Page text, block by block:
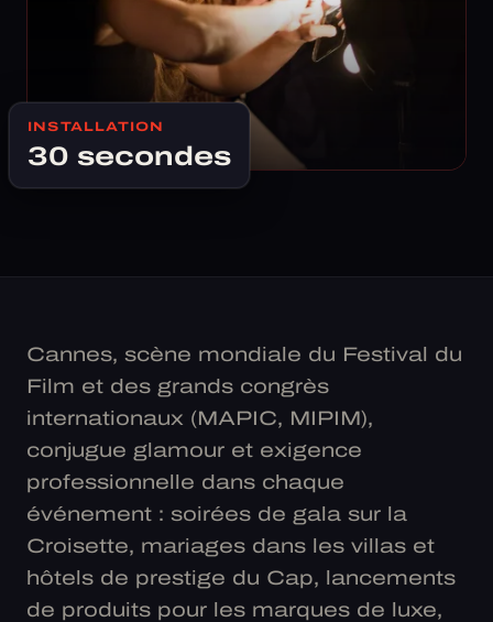
INSTALLATION
30 secondes
Cannes, scène mondiale du Festival du
Film et des grands congrès
internationaux (MAPIC, MIPIM),
conjugue glamour et exigence
professionnelle dans chaque
événement : soirées de gala sur la
Croisette, mariages dans les villas et
hôtels de prestige du Cap, lancements
de produits pour les marques de luxe,